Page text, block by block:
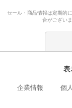
セール・商品情報は定期的
合がござい
表
企業情報 個